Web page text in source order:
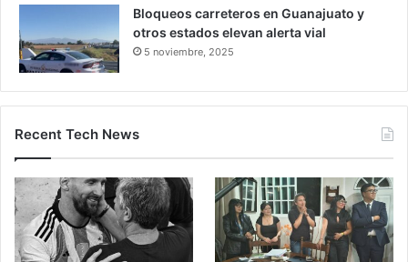
Bloqueos carreteros en Guanajuato y
otros estados elevan alerta vial
5 noviembre, 2025
Recent Tech News